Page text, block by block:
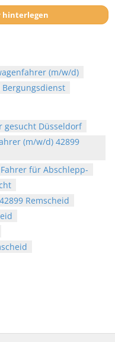
Fahrer hinterlegen
(m/w/d)
gesucht Düsseldorf
(m/w/d) 42899
Fahrer für Abschlepp-
Remscheid